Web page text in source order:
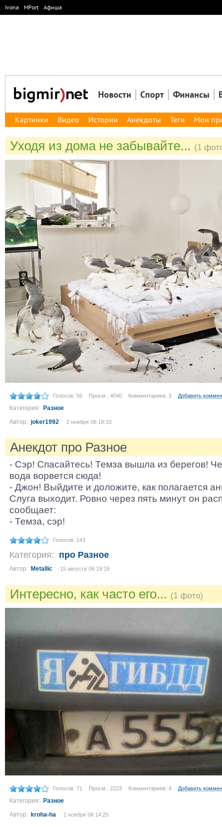
Ivona MPort Афиша
Новости Спорт Финансы
Картинки Видео Истории Анекдоты Теги Мои
Уходя из дома не забывайте... (1
Голосов: 56 Просм.: 4040 Комментариев: 3 Добавить
Категория: Разное
Автор: joker1992 2 ноября´06 18:33
Анекдот про Разное
- Сэр! Спасайтесь! Темза вышла из берегов!
вода ворвется сюда!
- Джон! Выйдите и доложите, как полагается
Слуга выходит. Ровно через пять минут он
сообщает:
- Темза, сэр!
Голосов: 143
Категория: про Разное
Автор: Metallic 15 августа´06 19:19
Интересно, как часто его... (1 фото)
Голосов: 71 Просм.: 2223 Комментариев: 4 Добавить
Категория: Разное
Автор: kroha-ha 2 ноября´06 14:25